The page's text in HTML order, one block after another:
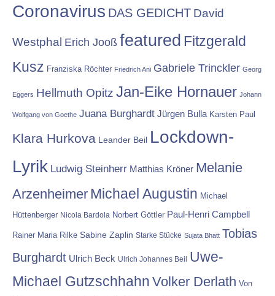
Coronavirus DAS GEDICHT David
Westphal Erich Jooß featured Fitzgerald
Kusz Franziska Röchter Friedrich Ani Gabriele Trinckler Georg
Eggers Hellmuth Opitz Jan-Eike Hornauer Johann
Wolfgang von Goethe Juana Burghardt Jürgen Bulla Karsten Paul
Klara Hurkova Leander Beil Lockdown-
Lyrik Ludwig Steinherr Matthias Kröner Melanie
Arzenheimer Michael Augustin Michael
Hüttenberger Nicola Bardola Norbert Göttler Paul-Henri Campbell
Rainer Maria Rilke Sabine Zaplin Starke Stücke Sujata Bhatt Tobias
Burghardt Ulrich Beck Ulrich Johannes Beil Uwe-
Michael Gutzschhahn Volker Derlath Von